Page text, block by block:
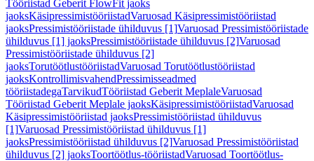
Tööriistad Geberit FlowFit jaoks
jaoksKäsipressimistööriistadVaruosad Käsipressimistööriistad
jaoksPressimistööriistade ühilduvus [1]Varuosad Pressimistööriistade
ühilduvus [1] jaoksPressimistööriistade ühilduvus [2]Varuosad
Pressimistööriistade ühilduvus [2]
jaoksTorutöötlustööriistadVaruosad Torutöötlustööriistad
jaoksKontrollimisvahendPressimisseadmed
tööriistadegaTarvikudTööriistad Geberit MeplaleVaruosad
Tööriistad Geberit Meplale jaoksKäsipressimistööriistadVaruosad
Käsipressimistööriistad jaoksPressimistööriistad ühilduvus
[1]Varuosad Pressimistööriistad ühilduvus [1]
jaoksPressimistööriistad ühilduvus [2]Varuosad Pressimistööriistad
ühilduvus [2] jaoksToortöötlus-tööriistadVaruosad Toortöötlus-